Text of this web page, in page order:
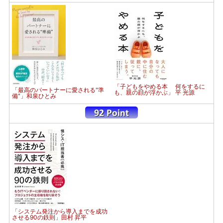
「最高のパートナーに愛される"準
備"」和泉ひとみ
「子どもをやめる本 何をするに
も、親の顔が浮かぶ」 平 光源
「システム発注から導入までを成功
させる90の鉄則」田村 昇平